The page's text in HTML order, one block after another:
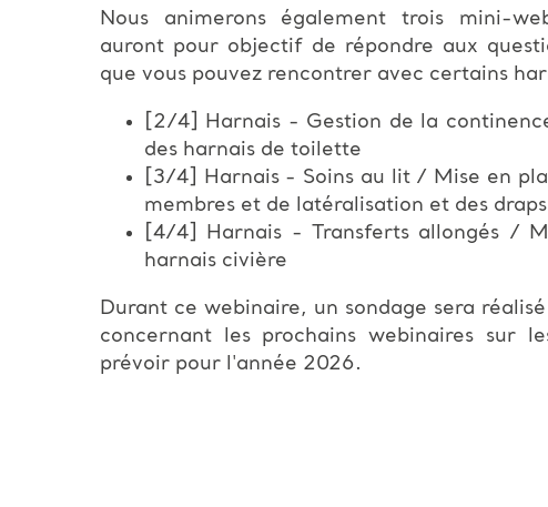
Nous animerons également trois mini-
auront pour objectif de répondre aux
que vous pouvez rencontrer avec certains
[2/4] Harnais - Gestion de la
des harnais de toilette
[3/4] Harnais - Soins au lit / Mise en
membres et de latéralisation et des
[4/4] Harnais - Transferts allongés /
harnais civière
Durant ce webinaire, un sondage sera
concernant les prochains webinaires sur
prévoir pour l'année 2026.